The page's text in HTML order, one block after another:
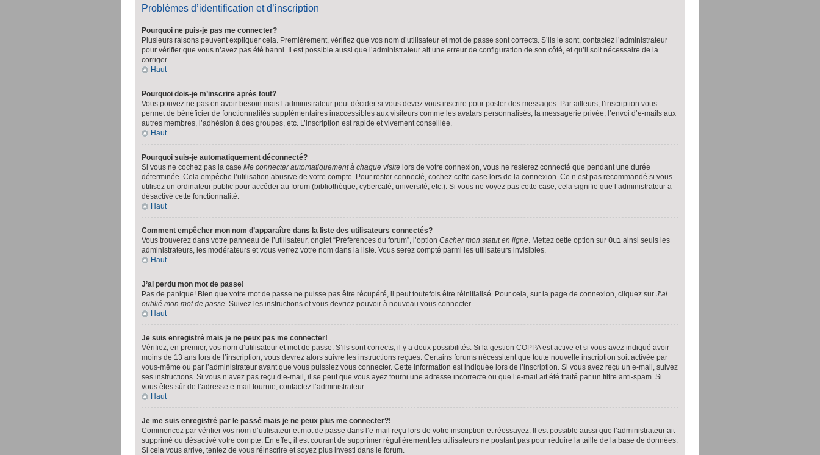
Problèmes d’identification et d’inscription
Pourquoi ne puis-je pas me connecter?
Plusieurs raisons peuvent expliquer cela. Premièrement, vérifiez que vos nom d’utilisateur et mot de passe sont corrects. S’ils le sont, contactez l’administrateur
pour vérifier que vous n’avez pas été banni. Il est possible aussi que l’administrateur ait une erreur de configuration de son côté, et qu’il soit nécessaire de la
corriger.
Haut
Pourquoi dois-je m’inscrire après tout?
Vous pouvez ne pas en avoir besoin mais l’administrateur peut décider si vous devez vous inscrire pour poster des messages. Par ailleurs, l’inscription vous
permet de bénéficier de fonctionnalités supplémentaires inaccessibles aux visiteurs comme les avatars personnalisés, la messagerie privée, l’envoi d’e-mails aux
autres membres, l’adhésion à des groupes, etc. L’inscription est rapide et vivement conseillée.
Haut
Pourquoi suis-je automatiquement déconnecté?
Si vous ne cochez pas la case Me connecter automatiquement à chaque visite lors de votre connexion, vous ne resterez connecté que pendant une durée
déterminée. Cela empêche l’utilisation abusive de votre compte. Pour rester connecté, cochez cette case lors de la connexion. Ce n’est pas recommandé si vous
utilisez un ordinateur public pour accéder au forum (bibliothèque, cybercafé, université, etc.). Si vous ne voyez pas cette case, cela signifie que l’administrateur a
désactivé cette fonctionnalité.
Haut
Comment empêcher mon nom d’apparaître dans la liste des utilisateurs connectés?
Vous trouverez dans votre panneau de l’utilisateur, onglet “Préférences du forum”, l’option Cacher mon statut en ligne. Mettez cette option sur Oui ainsi seuls les
administrateurs, les modérateurs et vous verrez votre nom dans la liste. Vous serez compté parmi les utilisateurs invisibles.
Haut
J’ai perdu mon mot de passe!
Pas de panique! Bien que votre mot de passe ne puisse pas être récupéré, il peut toutefois être réinitialisé. Pour cela, sur la page de connexion, cliquez sur J’ai
oublié mon mot de passe. Suivez les instructions et vous devriez pouvoir à nouveau vous connecter.
Haut
Je suis enregistré mais je ne peux pas me connecter!
Vérifiez, en premier, vos nom d’utilisateur et mot de passe. S’ils sont corrects, il y a deux possibilités. Si la gestion COPPA est active et si vous avez indiqué avoir
moins de 13 ans lors de l’inscription, vous devrez alors suivre les instructions reçues. Certains forums nécessitent que toute nouvelle inscription soit activée par
vous-même ou par l’administrateur avant que vous puissiez vous connecter. Cette information est indiquée lors de l’inscription. Si vous avez reçu un e-mail, suivez
ses instructions. Si vous n’avez pas reçu d’e-mail, il se peut que vous ayez fourni une adresse incorrecte ou que l’e-mail ait été traité par un filtre anti-spam. Si
vous êtes sûr de l’adresse e-mail fournie, contactez l’administrateur.
Haut
Je me suis enregistré par le passé mais je ne peux plus me connecter?!
Commencez par vérifier vos nom d’utilisateur et mot de passe dans l’e-mail reçu lors de votre inscription et réessayez. Il est possible aussi que l’administrateur ait
supprimé ou désactivé votre compte. En effet, il est courant de supprimer régulièrement les utilisateurs ne postant pas pour réduire la taille de la base de données.
Si cela vous arrive, tentez de vous réinscrire et soyez plus investi dans le forum.